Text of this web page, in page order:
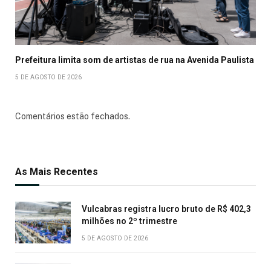
Prefeitura limita som de artistas de rua na Avenida Paulista
5 DE AGOSTO DE 2026
Comentários estão fechados.
As Mais Recentes
Vulcabras registra lucro bruto de R$ 402,3
milhões no 2º trimestre
5 DE AGOSTO DE 2026